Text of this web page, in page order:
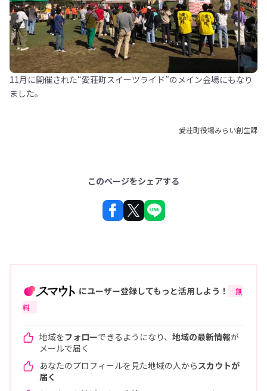
11月に開催された“愛荘町スイーツライド”のメイン会場にもなり
ました。
愛荘町役場みらい創生課
このページをシェアする
にユーザー登録してもっと活用しよう！
無
料
地域をフォローできるようになり、 地域の最新情報が
メールで届く
あなたのプロフィールを見た地域の人から スカウトが
届く